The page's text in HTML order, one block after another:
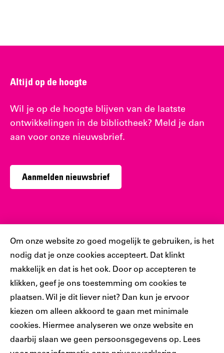
Cookiebar
Om onze website zo goed mogelijk te gebruiken, is het
nodig dat je onze cookies accepteert. Dat klinkt
makkelijk en dat is het ook. Door op accepteren te
klikken, geef je ons toestemming om cookies te
plaatsen. Wil je dit liever niet? Dan kun je ervoor
kiezen om alleen akkoord te gaan met minimale
cookies. Hiermee analyseren we onze website en
daarbij slaan we geen persoonsgegevens op. Lees
Altijd op de hoogte
Wil je op de hoogte blijven van de laatste
ontwikkelingen in de bibliotheek? Meld je dan
aan voor onze nieuwsbrief.
Aanmelden nieuwsbrief
Sociaal
Volg jij ons al?
Ons
account
Ons
account
Ons
Instagram
account
Ons
account
Ons
account